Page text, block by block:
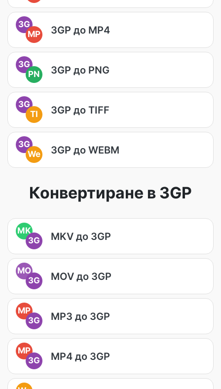
3G
MP
3GP до MP4
3G
PN
3GP до PNG
3G
TI
3GP до TIFF
3G
We
3GP до WEBM
Конвертиране в 3GP
MK
3G
MKV до 3GP
MO
3G
MOV до 3GP
MP
3G
MP3 до 3GP
MP
3G
MP4 до 3GP